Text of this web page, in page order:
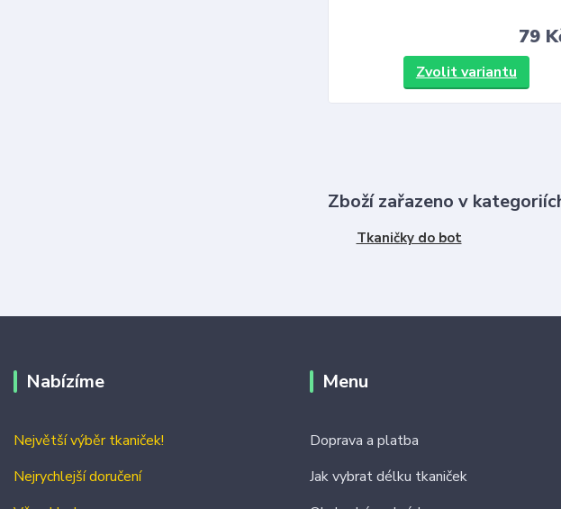
79
Zvolit variantu
Zboží zařazeno v
Tkaničky do bot
Nabízíme
Největší výběr tkaniček!
Nejrychlejší doručení
Menu
Doprava a platba
Jak vybrat délku tkaniček